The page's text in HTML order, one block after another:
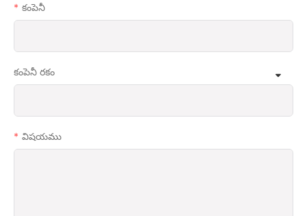
కంపెనీ
కంపెనీ రకం
విషయము